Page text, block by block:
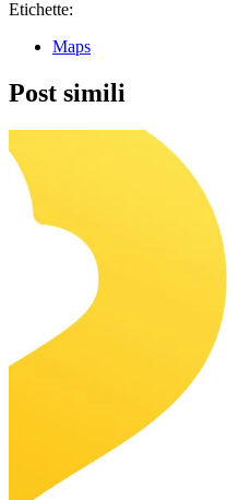
Etichette:
Maps
Post simili